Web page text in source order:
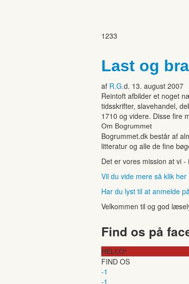
1233
Last og
af R.G.d. 13. august 2007
Reintoft afbilder et noget
tidsskrifter, slavehandel,
1710 og videre. Disse fire
Om Bogrummet
Bogrummet.dk består af
litteratur og alle de fine
Det er vores mission at vi
Vil du vide mere så klik her
Har du lyst til at anmelde
Velkommen til og god
Find os på
HELLO!
FIND OS
-1
-1